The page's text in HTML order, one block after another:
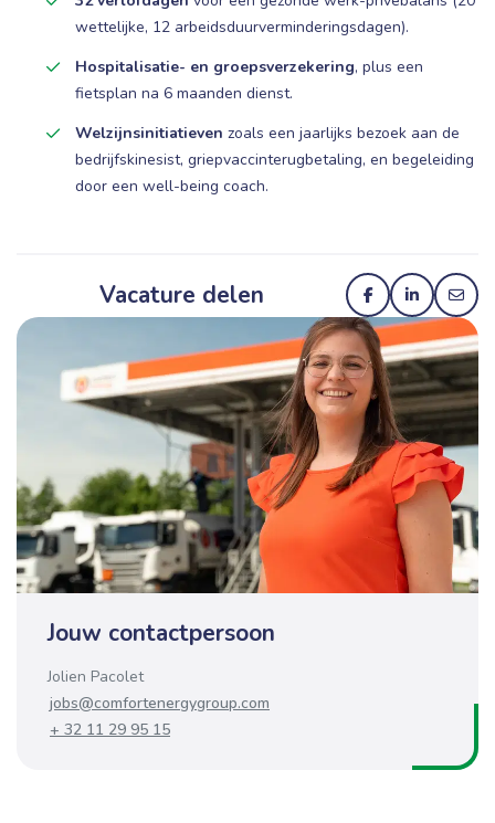
wettelijke, 12 arbeidsduurverminderingsdagen).
Hospitalisatie- en groepsverzekering, plus een
fietsplan na 6 maanden dienst.
Welzijnsinitiatieven zoals een jaarlijks bezoek aan de
bedrijfskinesist, griepvaccinterugbetaling, en begeleiding
door een well-being coach.
Vacature delen
Jouw contactpersoon
Jolien Pacolet
jobs@comfortenergygroup.com
+ 32 11 29 95 15